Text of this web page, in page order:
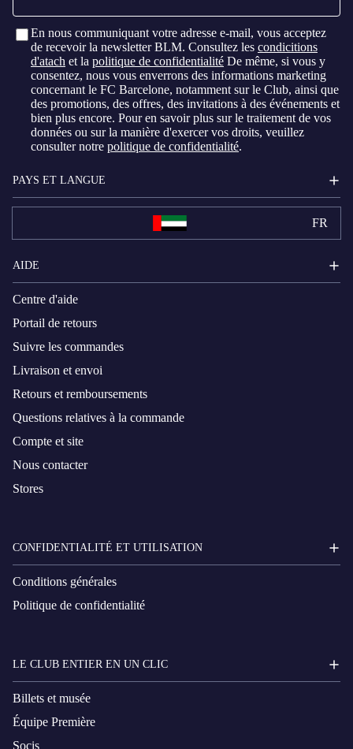
En nous communiquant votre adresse e-mail, vous acceptez
de recevoir la newsletter BLM. Consultez les condicitions
d'atach et la politique de confidentialité De même, si vous y
consentez, nous vous enverrons des informations marketing
concernant le FC Barcelone, notamment sur le Club, ainsi que
des promotions, des offres, des invitations à des événements et
bien plus encore. Pour en savoir plus sur le traitement de vos
données ou sur la manière d'exercer vos droits, veuillez
consulter notre politique de confidentialité.
PAYS ET LANGUE
FR
AIDE
Centre d'aide
Portail de retours
Suivre les commandes
Livraison et envoi
Retours et remboursements
Questions relatives à la commande
Compte et site
Nous contacter
Stores
CONFIDENTIALITÉ ET UTILISATION
Conditions générales
Politique de confidentialité
LE CLUB ENTIER EN UN CLIC
Billets et musée
Équipe Première
Socis